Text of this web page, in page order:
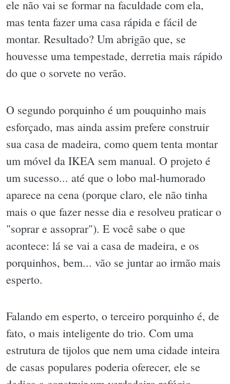
ele não vai se formar na faculdade com ela,
mas tenta fazer uma casa rápida e fácil de
montar. Resultado? Um abrigão que, se
houvesse uma tempestade, derretia mais rápido
do que o sorvete no verão.
O segundo porquinho é um pouquinho mais
esforçado, mas ainda assim prefere construir
sua casa de madeira, como quem tenta montar
um móvel da IKEA sem manual. O projeto é
um sucesso... até que o lobo mal-humorado
aparece na cena (porque claro, ele não tinha
mais o que fazer nesse dia e resolveu praticar o
"soprar e assoprar"). E você sabe o que
acontece: lá se vai a casa de madeira, e os
porquinhos, bem... vão se juntar ao irmão mais
esperto.
Falando em esperto, o terceiro porquinho é, de
fato, o mais inteligente do trio. Com uma
estrutura de tijolos que nem uma cidade inteira
de casas populares poderia oferecer, ele se